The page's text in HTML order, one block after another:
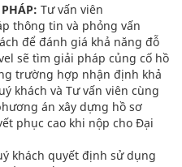
Tư vấn viên
thông tin và phỏng vấn
để đánh giá khả năng đỗ
sẽ tìm giải pháp củng cố hồ
trường hợp nhận định khả
khách và Tư vấn viên cùng
án xây dựng hồ sơ
phục cao khi nộp cho Đại
khách quyết định sử dụng